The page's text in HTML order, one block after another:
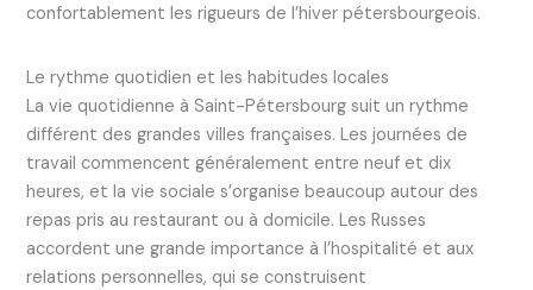
confortablement les rigueurs de l’hiver pétersbourgeois.
Le rythme quotidien et les habitudes locales
La vie quotidienne à Saint-Pétersbourg suit un rythme
différent des grandes villes françaises. Les journées de
travail commencent généralement entre neuf et dix
heures, et la vie sociale s’organise beaucoup autour des
repas pris au restaurant ou à domicile. Les Russes
accordent une grande importance à l’hospitalité et aux
relations personnelles, qui se construisent